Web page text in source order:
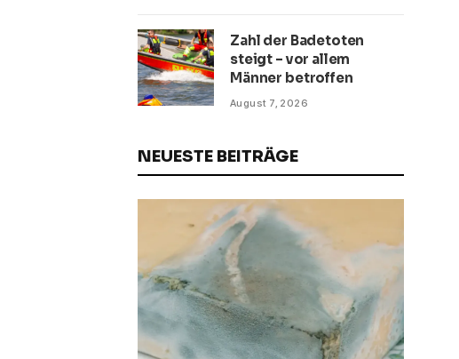
Zahl der Badetoten
steigt – vor allem
Männer betroffen
August 7, 2026
NEUESTE BEITRÄGE